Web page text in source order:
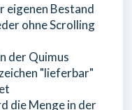
eigenen Bestand
ohne Scrolling
der Quimus
"lieferbar"
die Menge in der